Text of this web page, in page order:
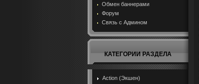
Обмен баннерами
Форум
Связь с Админом
КАТЕГОРИИ РАЗДЕЛА
Action (Экшен)